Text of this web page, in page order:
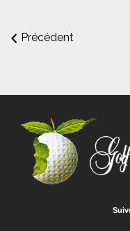
Précédent